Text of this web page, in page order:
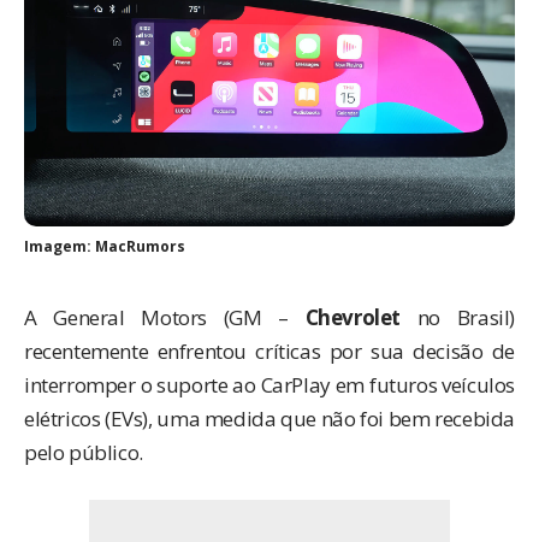
Imagem: MacRumors
A General Motors (GM – Chevrolet no Brasil)
recentemente enfrentou críticas por sua decisão de
interromper o suporte ao CarPlay em futuros veículos
elétricos (EVs), uma medida que não foi bem recebida
pelo público.